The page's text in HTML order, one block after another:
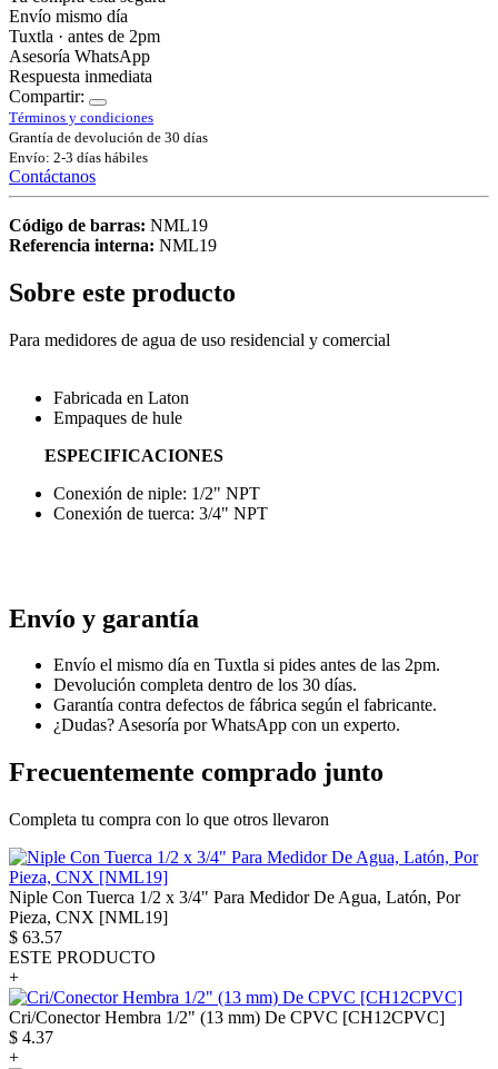
Envío mismo día
Tuxtla · antes de 2pm
Asesoría WhatsApp
Respuesta inmediata
Compartir:
Términos y condiciones
Grantía de devolución de 30 días
Envío: 2-3 días hábiles
Contáctanos
Código de barras: NML19
Referencia interna: NML19
Sobre este producto
Para medidores de agua de uso residencial y comercial
Fabricada en Laton
Empaques de hule
ESPECIFICACIONES
Conexión de niple: 1/2" NPT
Conexión de tuerca: 3/4" NPT
Envío y garantía
Envío el mismo día en Tuxtla si pides antes de las 2pm.
Devolución completa dentro de los 30 días.
Garantía contra defectos de fábrica según el fabricante.
¿Dudas? Asesoría por WhatsApp con un experto.
Frecuentemente comprado junto
Completa tu compra con lo que otros llevaron
Niple Con Tuerca 1/2 x 3/4" Para Medidor De Agua, Latón, Por
Pieza, CNX [NML19]
$ 63.57
ESTE PRODUCTO
+
Cri/Conector Hembra 1/2" (13 mm) De CPVC [CH12CPVC]
$ 4.37
+